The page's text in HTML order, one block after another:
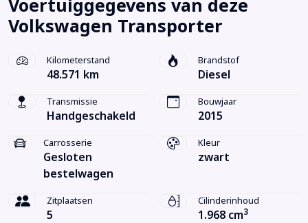
Voertuiggegevens van deze
Volkswagen Transporter
Kilometerstand
48.571 km
Brandstof
Diesel
Transmissie
Handgeschakeld
Bouwjaar
2015
Carrosserie
Gesloten
bestelwagen
Kleur
zwart
Zitplaatsen
5
Cilinderinhoud
1.968 cm3